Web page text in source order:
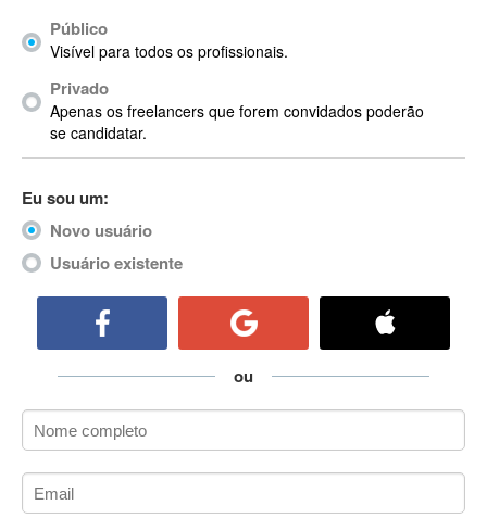
Acrobat
Acrobat X
Acronis
ACT
ActionScript
ActionScript 3
Active Directory
ActiveX Data Objects (ADO)
ADK
Administração Acadêmica
Administração de Artistas e Repertórios
Público
Visível para todos os profissionais.
Privado
Apenas os freelancers que forem convidados poderão
se candidatar.
Eu sou um:
Novo usuário
Usuário existente
ou